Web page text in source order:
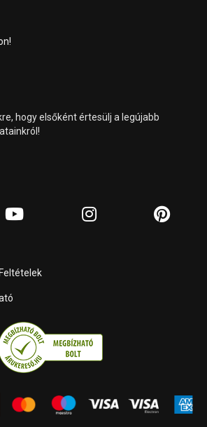
hogy elsőként értesülj a legújabb